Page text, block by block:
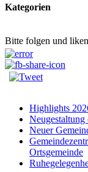
Kategorien
Bitte folgen und
Highlights
Neugestaltung
Neuer
Ortsgemeinde